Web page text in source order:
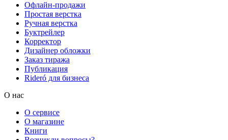
Офлайн-продажи
Простая верстка
Ручная верстка
Буктрейлер
Корректор
Дизайнер обложки
Заказ тиража
Публикация
Rideró для бизнеса
О нас
О сервисе
О магазине
Книги